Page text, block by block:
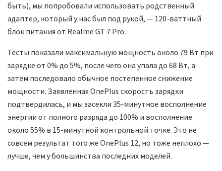
быть), мы попробовали использовать родственный
адаптер, который у нас был под рукой, — 120-ваттный
блок питания от Realme GT 7 Pro.
Тесты показали максимальную мощность около 79 Вт при
зарядке от 0% до 5%, после чего она упала до 68 Вт, а
затем последовало обычное постепенное снижение
мощности. Заявленная OnePlus скорость зарядки
подтвердилась, и мы засекли 35-минутное восполнение
энергии от полного разряда до 100% и восполнение
около 55% в 15-минутной контрольной точке. Это не
совсем результат того же OnePlus 12, но тоже неплохо —
лучше, чем у большинства последних моделей.